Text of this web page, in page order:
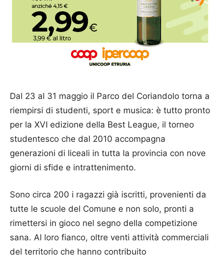
Dal 23 al 31 maggio il Parco del Coriandolo torna a
riempirsi di studenti, sport e musica: è tutto pronto
per la XVI edizione della Best League, il torneo
studentesco che dal 2010 accompagna
generazioni di liceali in tutta la provincia con nove
giorni di sfide e intrattenimento.
Sono circa 200 i ragazzi già iscritti, provenienti da
tutte le scuole del Comune e non solo, pronti a
rimettersi in gioco nel segno della competizione
sana. Al loro fianco, oltre venti attività commerciali
del territorio che hanno contribuito